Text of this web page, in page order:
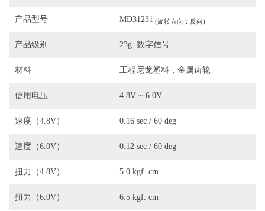
产品型号 MD31231 (旋转方向：反向)
产品级别 23g 数字信号
材料 工程尼龙塑料，金属齿轮
使用电压 4.8V ~ 6.0V
速度（4.8V） 0.16 sec / 60 deg
速度（6.0V） 0.12 sec / 60 deg
扭力（4.8V） 5.0 kgf. cm
扭力（6.0V） 6.5 kgf. cm